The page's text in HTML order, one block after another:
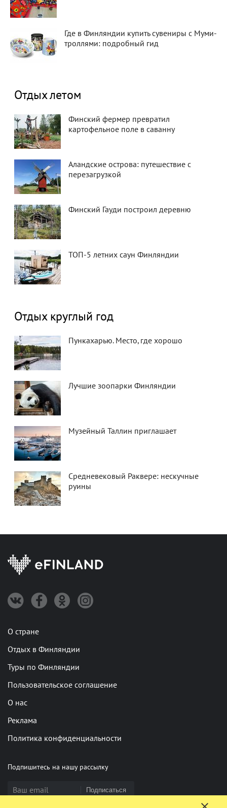
Где в Финляндии купить сувениры с Муми-
троллями: подробный гид
Отдых летом
Финский фермер превратил
картофельное поле в саванну
Аландские острова: путешествие с
перезагрузкой
Финский Гауди построил деревню
ТОП-5 летних саун Финляндии
Отдых круглый год
Пункахарью. Место, где хорошо
Лучшие зоопарки Финляндии
Музейный Таллин приглашает
Средневековый Раквере: нескучные
руины
О стране
Отдых в Финляндии
Туры по Финляндии
Пользовательское соглашение
О нас
Реклама
Политика конфиденциальности
Подпишитесь на нашу рассылку
Подписаться